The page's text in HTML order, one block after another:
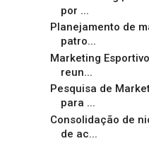
por ...
Planejamento de
patro...
Marketing
reun...
Pesquisa de
para ...
Consolidação de
de ac...